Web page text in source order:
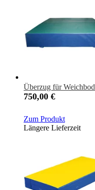
Überzug für
750,00 €
Zum Produkt
Längere Lieferzeit